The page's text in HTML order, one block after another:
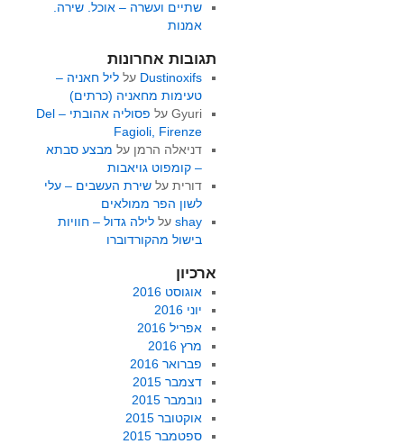
שתיים ועשרה – אוכל. שירה.
אמנות
תגובות אחרונות
Dustinoxifs על ליל חאניה –
טעימות מחאניה (כרתים)
Gyuriעל
פסוליה אהובתי – Del
Fagioli, Firenze
דניאלה הרמן על מבצע סבתא
– קומפוט גויאבות
דוריתעל שירת העשבים – עלי
לשון הפר ממולאים
shayעל לילה גדול – חוויות
בישול מהקורדוברו
ארכיון
אוגוסט 2016
יוני 2016
אפריל 2016
מרץ 2016
פברואר 2016
דצמבר 2015
נובמבר 2015
אוקטובר 2015
ספטמבר 2015